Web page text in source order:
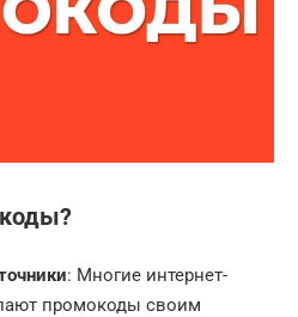
: Многие интернет-
промокоды своим